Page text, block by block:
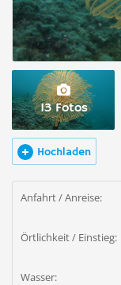
13 Fotos
Hochladen
Anfahrt / Anreise:
Örtlichkeit / Einstieg:
Wasser: